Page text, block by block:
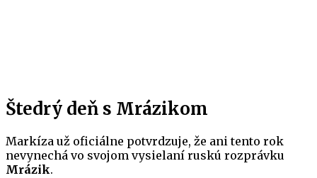
Štedrý deň s Mrázikom
Markíza už oficiálne potvrdzuje, že ani tento rok
nevynechá vo svojom vysielaní ruskú rozprávku
Mrázik.